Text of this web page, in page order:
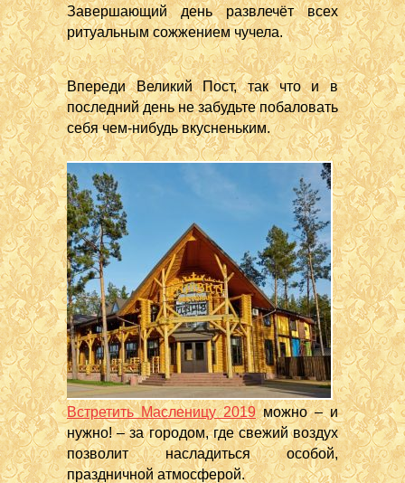
Завершающий день развлечёт всех
ритуальным сожжением чучела.
Впереди Великий Пост, так что и в
последний день не забудьте побаловать
себя чем-нибудь вкусненьким.
Встретить Масленицу 2019можно – и
нужно! – за городом, где свежий воздух
позволит насладиться особой,
праздничной атмосферой.